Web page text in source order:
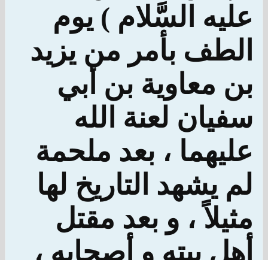
عليه السَّلام ) يوم
الطف بأمر من يزيد
بن معاوية بن أبي
سفيان لعنة الله
عليهما ، بعد ملحمة
لم يشهد التاريخ لها
مثيلاً ، و بعد مقتل
أهل بيته و أصحابه ،